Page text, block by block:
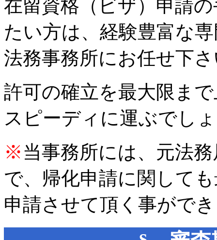
在留資格（ビザ）申請
たい方は、経験豊富な
法務事務所にお任せ下
許可の確立を最大限ま
スピーディに運ぶでし
※当事務所には、元法
で、帰化申請に関して
申請させて頂く事がで